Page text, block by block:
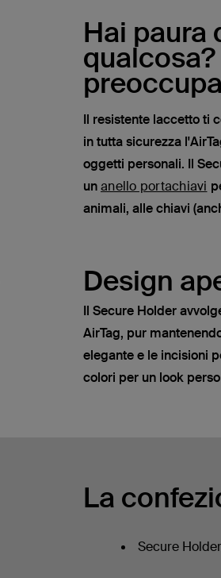
Hai paura
Il resistente laccetto ti
in tutta sicurezza
oggetti personali. Il
unanello portachiavi
animali, alle chiavi
Design
Il Secure Holder
AirTag, pur
elegante e le incisioni
colori per un look
La
Secure